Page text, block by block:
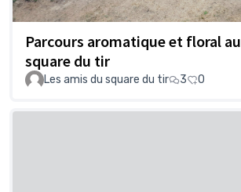
Parcours aromatique et floral au
square du tir
Les amis du square du tir 3 0